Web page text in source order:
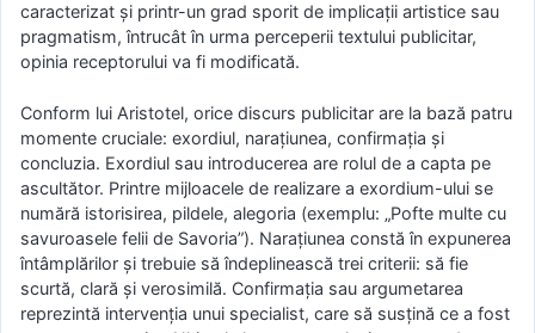
caracterizat și printr-un grad sporit de implicații artistice sau
pragmatism, întrucât în urma perceperii textului publicitar,
opinia receptorului va fi modificată.
Conform lui Aristotel, orice discurs publicitar are la bază patru
momente cruciale: exordiul, narațiunea, confirmația și
concluzia. Exordiul sau introducerea are rolul de a capta pe
ascultător. Printre mijloacele de realizare a exordium-ului se
numără istorisirea, pildele, alegoria (exemplu: „Pofte multe cu
savuroasele felii de Savoria”). Narațiunea constă în expunerea
întâmplărilor și trebuie să îndeplinească trei criterii: să fie
scurtă, clară și verosimilă. Confirmația sau argumetarea
reprezintă intervenția unui specialist, care să susțină ce a fost